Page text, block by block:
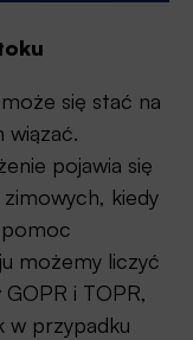
się stać na
wiązać.
pojawia się
kiedy
możemy liczyć
i TOPR,
w przypadku